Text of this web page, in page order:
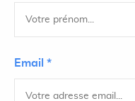
Email *